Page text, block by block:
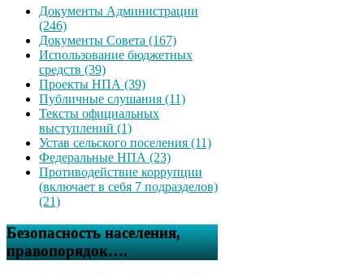
Документы Администрации
(246)
Документы Совета (167)
Использование бюджетных
средств (39)
Проекты НПА (39)
Публичные слушания (11)
Тексты официальных
выступлений (1)
Устав сельского поселения (11)
Федеральные НПА (23)
Противодействие коррупции
(включает в себя 7 подразделов)
(21)
Безопасность населения,
правопорядок….